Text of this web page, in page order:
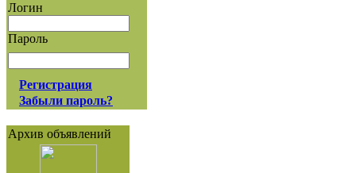
Логин
Пароль
Регистрация
Забыли пароль?
Архив объявлений